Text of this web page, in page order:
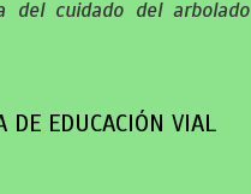
del cuidado del arbolado
DE EDUCACIÓN VIAL